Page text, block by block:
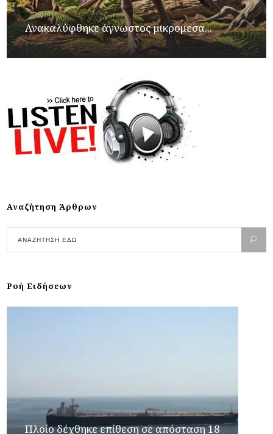
Ανακαλύφθηκε άγνωστος μικρομεσα...
Αναζήτηση Άρθρων
Ροή Ειδήσεων
Πλοίο δέχθηκε επίθεση σε απόσταση 18